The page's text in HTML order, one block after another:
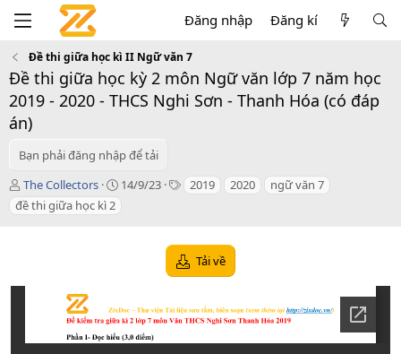
Đăng nhập Đăng kí
Đề thi giữa học kì II Ngữ văn 7
Đề thi giữa học kỳ 2 môn Ngữ văn lớp 7 năm học
2019 - 2020 - THCS Nghi Sơn - Thanh Hóa (có đáp
án)
Bạn phải đăng nhập để tải
T
á
c
The Collectors
C
d
a
t
14/9/23
T 2019 2020
ngữ văn 7
đề thi giữa học kì 2
Tải về